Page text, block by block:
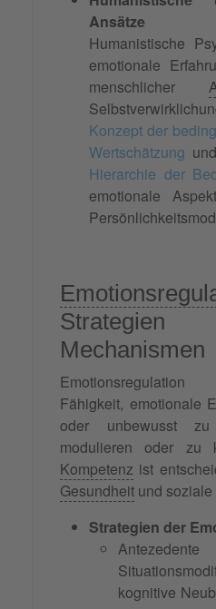
Ansätze
Humanistische
emotionale
menschlicher
Konzept der
Wertschätzung
Hierarchie der
emotionale
Mechanismen
Fähigkeit, emotionale
oder unbewusst
modulieren oder zu
Kompetenz ist
Gesundheit und
Strategien der
kognitive